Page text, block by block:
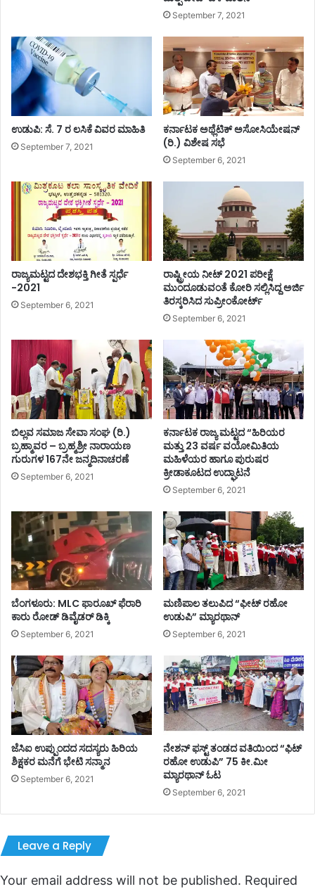
ಟೀ
ಲ್‌
.
.
!
September 7, 2021
ಉಡುಪಿ: ಸೆ. 7 ರ ಲಸಿಕೆ ವಿವರ ಮಾಹಿತಿ
September 7, 2021
ಕರ್ನಾಟಕ ಅಥ್ಲೆಟಿಕ್ ಅಸೋಸಿಯೇಷನ್
(ರಿ.) ವಿಶೇಷ ಸಭೆ
September 6, 2021
ರಾಜ್ಯಮಟ್ಟದ ದೇಶಭಕ್ತಿ ಗೀತೆ ಸ್ಪರ್ಧೆ
-2021
September 6, 2021
ರಾಷ್ಟ್ರೀಯ ನೀಟ್ 2021 ಪರೀಕ್ಷೆ
ಮುಂದೂಡುವಂತೆ ಕೋರಿ ಸಲ್ಲಿಸಿದ್ದ ಅರ್ಜಿ
ತಿರಸ್ಕರಿಸಿದ ಸುಪ್ರೀಂಕೋರ್ಟ್
September 6, 2021
ಬಿಲ್ಲವ ಸಮಾಜ ಸೇವಾ ಸಂಘ (ರಿ.)
ಬ್ರಹ್ಮಾವರ – ಬ್ರಹ್ಮಶ್ರೀ ನಾರಾಯಣ
ಗುರುಗಳ 167ನೇ ಜನ್ಮದಿನಾಚರಣೆ
September 6, 2021
ಕರ್ನಾಟಕ ರಾಜ್ಯ ಮಟ್ಟದ “ಹಿರಿಯರ
ಮತ್ತು 23 ವರ್ಷ ವಯೋಮಿತಿಯ
ಮಹಿಳೆಯರ ಹಾಗೂ ಪುರುಷರ
ಕ್ರೀಡಾಕೂಟದ ಉದ್ಘಾಟನೆ
September 6, 2021
ಬೆಂಗಳೂರು: MLC ಫಾರೂಖ್ ಫೆರಾರಿ
ಕಾರು ರೋಡ್​​ ಡಿವೈಡರ್​​ ಡಿಕ್ಕಿ
September 6, 2021
ಮಣಿಪಾಲ ತಲುಪಿದ “ಫೀಟ್ ರಹೋ
ಉಡುಪಿ” ಮ್ಯಾರಥಾನ್
September 6, 2021
ಜೆಸಿಐ ಉಪ್ಪುಂದದ ಸದಸ್ಯರು ಹಿರಿಯ
ಶಿಕ್ಷಕರ ಮನೆಗೆ ಭೇಟಿ ಸನ್ಮಾನ
September 6, 2021
ನೇಶನ್ ಫಸ್ಟ್ ತಂಡದ ವತಿಯಿಂದ “ಫಿಟ್
ರಹೋ ಉಡುಪಿ” 75 ಕೀ.ಮೀ
ಮ್ಯಾರಥಾನ್ ಓಟ
September 6, 2021
Leave a Reply
Your email address will not be published. Required